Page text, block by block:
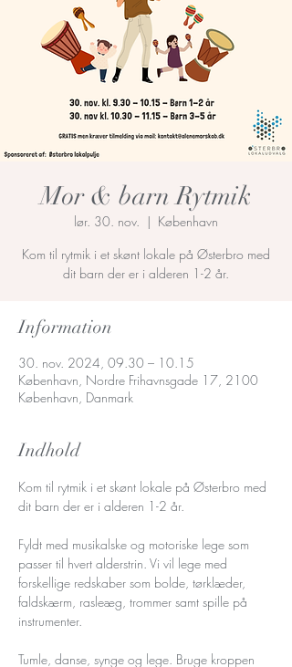
Mor & barn Rytmik
lør. 30. nov.
  |
København
Kom til rytmik i et skønt lokale på Østerbro med
dit barn der er i alderen 1-2 år.
Information
30. nov. 2024, 09.30 – 10.15
København, Nordre Frihavnsgade 17, 2100
København, Danmark
Indhold
Kom til rytmik i et skønt lokale på Østerbro med
dit barn der er i alderen 1-2 år.
Fyldt med musikalske og motoriske lege som
passer til hvert alderstrin. Vi vil lege med
forskellige redskaber som bolde, tørklæder,
faldskærm, rasleæg, trommer samt spille på
instrumenter.
Tumle, danse, synge og lege. Bruge kroppen